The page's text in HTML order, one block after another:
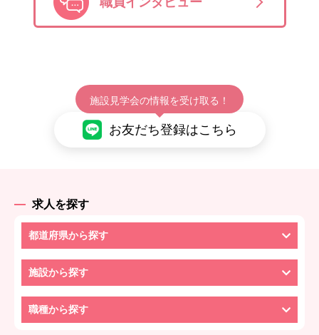
施設見学会の情報を受け取る！
お友だち登録はこちら
求人を探す
都道府県から探す
施設から探す
職種から探す